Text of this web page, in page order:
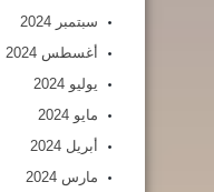
سبتمبر 2024
أغسطس 2024
يوليو 2024
مايو 2024
أبريل 2024
مارس 2024